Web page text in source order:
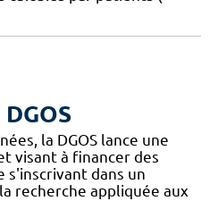
la DGOS lance une
visant à financer des
s'inscrivant dans un
recherche appliquée aux